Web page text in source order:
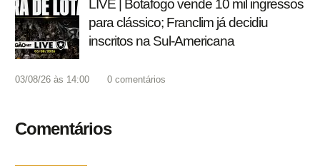
LIVE | Botafogo vende 10 mil ingressos
para clássico; Franclim já decidiu
inscritos na Sul-Americana
03/08/26 às 14:00 0 comentários
Comentários